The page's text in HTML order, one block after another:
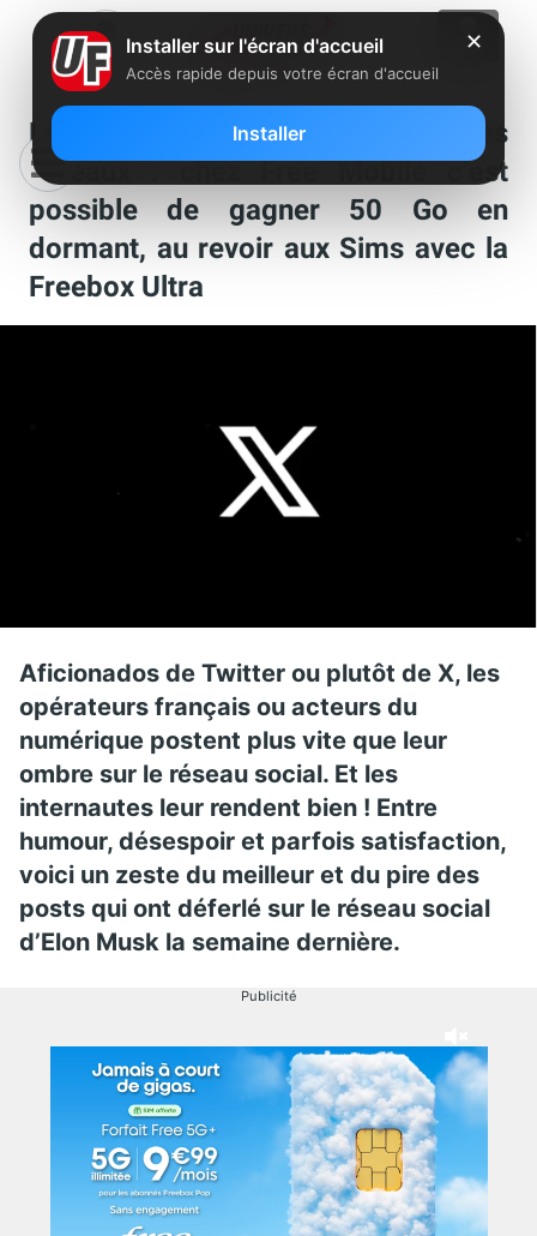
Les internautes se lâchent sur les
réseaux : chez Free Mobile c’est
possible de gagner 50 Go en
dormant, au revoir aux Sims avec la
Freebox Ultra
Aficionados de Twitter ou plutôt de X, les
opérateurs français ou acteurs du
numérique postent plus vite que leur
ombre sur le réseau social. Et les
internautes leur rendent bien ! Entre
humour, désespoir et parfois satisfaction,
voici un zeste du meilleur et du pire des
posts qui ont déferlé sur le réseau social
d’Elon Musk la semaine dernière.
Publicité
✕
Installer sur l'écran d'accueil
Accès rapide depuis votre écran d'accueil
Installer